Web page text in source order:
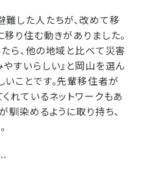
難した人たちが、改めて移
り住む動きがありました。
ら、他の地域と比べて災害
すいらしい』と岡山を選ん
ことです。先輩移住者が
れているネットワークもあ
馴染めるように取り持ち、